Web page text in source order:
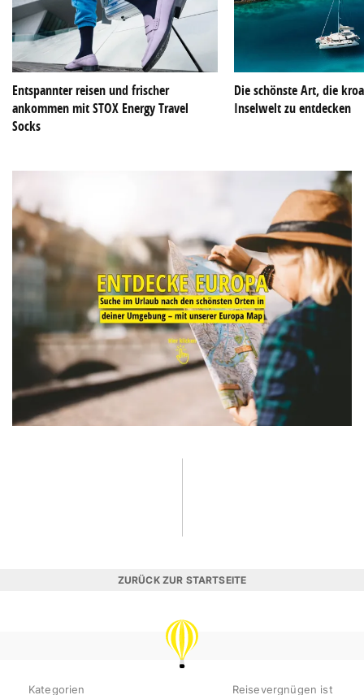
Entspannter reisen und frischer
ankommen mit STOX Energy Travel
Socks
Die schönste Art, die
Inselwelt zu entdecken
ZURÜCK ZUR STARTSEITE
REISEVERGNÜGEN
Kategorien
Reisevergnügen ist